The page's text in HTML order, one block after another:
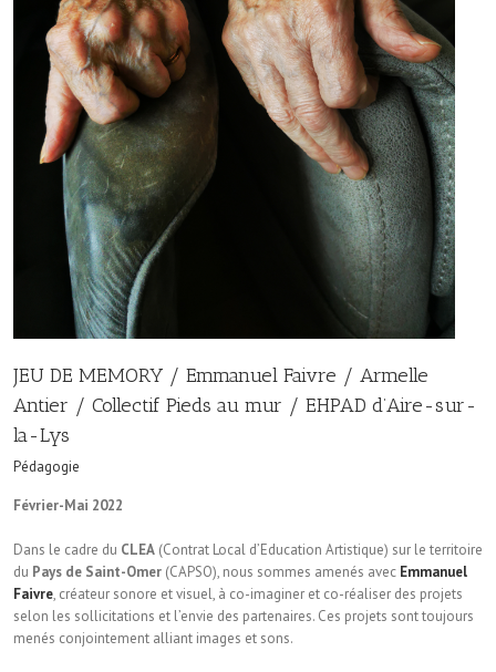
JEU DE MEMORY / Emmanuel Faivre / Armelle
Antier / Collectif Pieds au mur / EHPAD d’Aire-sur-
la-Lys
Pédagogie
Février-Mai 2022
Dans le cadre du CLEA (Contrat Local d’Education Artistique) sur le territoire
du Pays de Saint-Omer (CAPSO), nous sommes amenés avec Emmanuel
Faivre, créateur sonore et visuel, à co-imaginer et co-réaliser des projets
selon les sollicitations et l’envie des partenaires. Ces projets sont toujours
menés conjointement alliant images et sons.